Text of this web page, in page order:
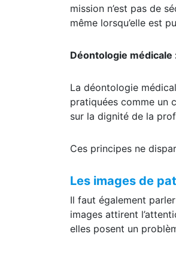
Le médecin, le
mission n’est pas de
La déontologie
pratiquées comme un
Les images de
Il faut également
images attirent